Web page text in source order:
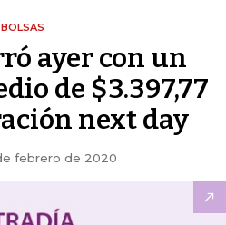
BOLSAS
ayer con un
de $3.397,77
next day
febrero de 2020